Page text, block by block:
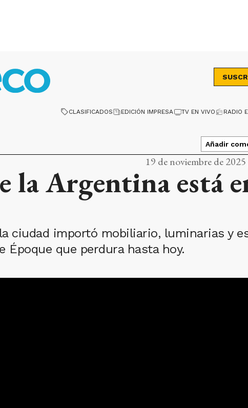
CLASIFICADOS EDICIÓN IMPRESA TV EN VIVO RADIO
Añadir
19 de noviembre de 2025
la Argentina está
ciudad importó mobiliario, luminarias y
Époque que perdura hasta hoy.